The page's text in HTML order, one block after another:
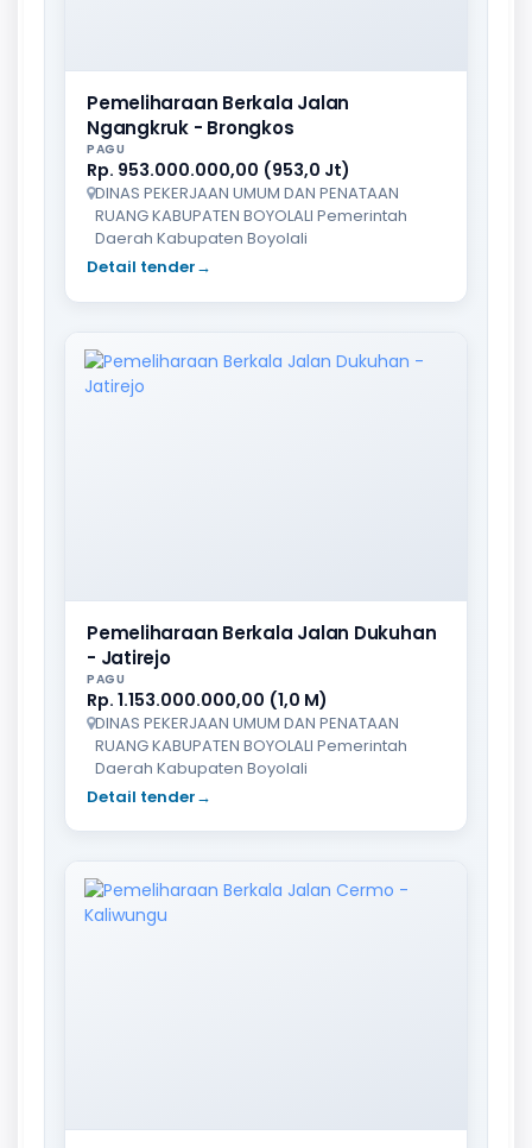
Pemeliharaan Berkala Jalan
Ngangkruk - Brongkos
PAGU
Rp. 953.000.000,00 (953,0 Jt)
DINAS PEKERJAAN UMUM DAN PENATAAN
RUANG KABUPATEN BOYOLALI Pemerintah
Daerah Kabupaten Boyolali
Detail tender→
Pemeliharaan Berkala Jalan Dukuhan
- Jatirejo
PAGU
Rp. 1.153.000.000,00 (1,0 M)
DINAS PEKERJAAN UMUM DAN PENATAAN
RUANG KABUPATEN BOYOLALI Pemerintah
Daerah Kabupaten Boyolali
Detail tender→